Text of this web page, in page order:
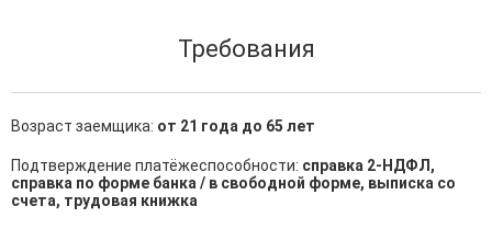
Требования
Возраст заемщика: от 21 года до 65 лет
Подтверждение платёжеспособности: справка 2-НДФЛ,
справка по форме банка / в свободной форме, выписка со
счета, трудовая книжка